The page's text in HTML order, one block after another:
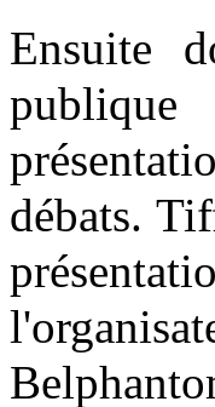
Ensuite
débats.